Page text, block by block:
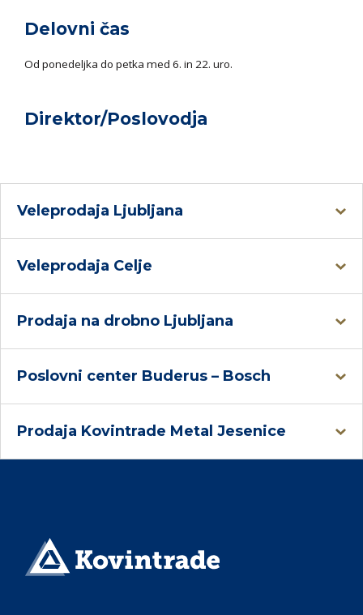
Delovni čas
Od ponedeljka do petka med 6. in 22. uro.
Direktor/Poslovodja
Veleprodaja Ljubljana
Veleprodaja Celje
Prodaja na drobno Ljubljana
Poslovni center Buderus – Bosch
Prodaja Kovintrade Metal Jesenice